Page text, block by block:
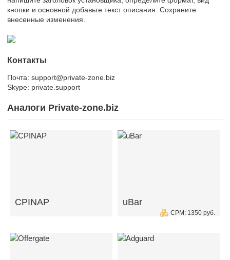
кнопки и основной добавьте текст описания. Сохраните
внесенные изменения.
Контакты
Почта: support@private-zone.biz
Skype: private.support
Аналоги Private-zone.biz
CPINAP uBar
CPM: 1350 руб.